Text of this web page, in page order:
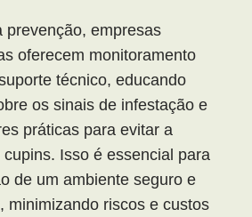
prevenção, empresas
oferecem monitoramento
técnico, educando
os sinais de infestação e
práticas para evitar a
Isso é essencial para
de um ambiente seguro e
minimizando riscos e custos